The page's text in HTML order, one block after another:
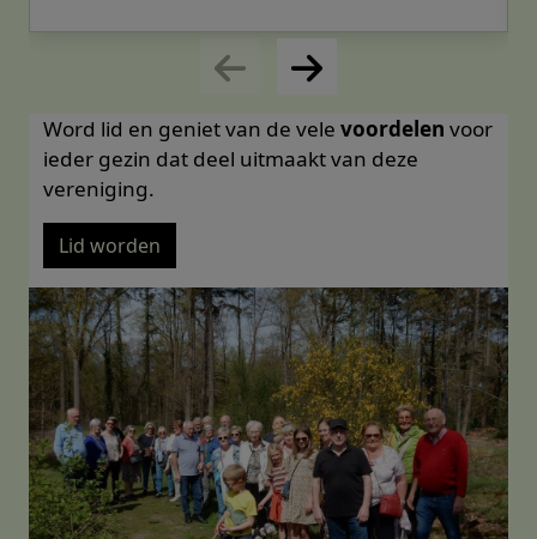
Word lid en geniet van de vele voordelen voor
ieder gezin dat deel uitmaakt van deze
vereniging.
Lid worden